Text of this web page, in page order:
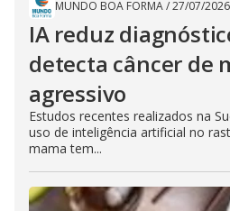
MUNDO BOA FORMA/27/07/2026
IA reduz
detecta câncer de
agressivo
Estudos recentes realizados na
uso de inteligência artificial no
mama tem...